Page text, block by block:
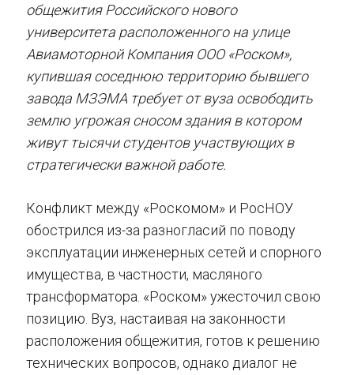
общежития Российского нового
университета расположенного на улице
Авиамоторной Компания ООО «Роском»,
купившая соседнюю территорию бывшего
завода МЗЭМА требует от вуза освободить
землю угрожая сносом здания в котором
живут тысячи студентов участвующих в
стратегически важной работе.
Конфликт между «Роскомом» и РосНОУ
обострился из-за разногласий по поводу
эксплуатации инженерных сетей и спорного
имущества, в частности, масляного
трансформатора. «Роском» ужесточил свою
позицию. Вуз, настаивая на законности
расположения общежития, готов к решению
технических вопросов, однако диалог не